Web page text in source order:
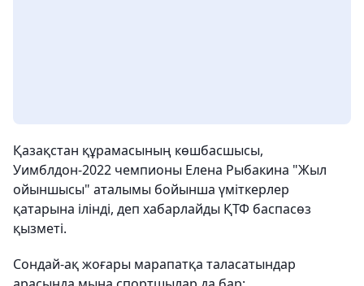
Қазақстан құрамасының көшбасшысы,
Уимблдон-2022 чемпионы Елена Рыбакина "Жыл
ойыншысы" аталымы бойынша үміткерлер
қатарына ілінді, деп хабарлайды ҚТФ баспасөз
қызметі.
Сондай-ақ жоғары марапатқа таласатындар